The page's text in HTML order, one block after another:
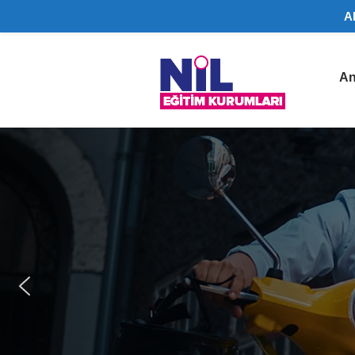
Nil
Eğitim
Kurumları
Lüleburgaz
SRC
Belgesi
Lüleburgaz
bölgesinde